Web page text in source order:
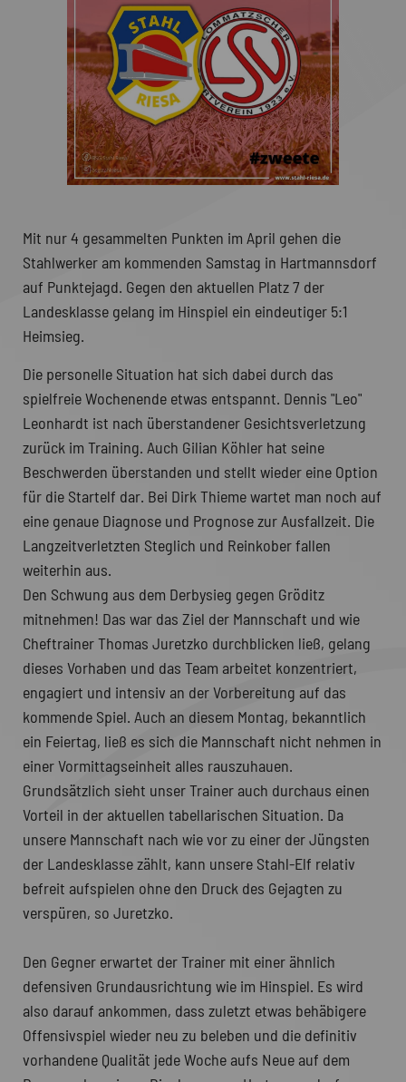
Mit nur 4 gesammelten Punkten im April gehen die
Stahlwerker am kommenden Samstag in Hartmannsdorf
auf Punktejagd. Gegen den aktuellen Platz 7 der
Landesklasse gelang im Hinspiel ein eindeutiger 5:1
Heimsieg.
Die personelle Situation hat sich dabei durch das
spielfreie Wochenende etwas entspannt. Dennis "Leo"
Leonhardt ist nach überstandener Gesichtsverletzung
zurück im Training. Auch Gilian Köhler hat seine
Beschwerden überstanden und stellt wieder eine Option
für die Startelf dar. Bei Dirk Thieme wartet man noch auf
eine genaue Diagnose und Prognose zur Ausfallzeit. Die
Langzeitverletzten Steglich und Reinkober fallen
weiterhin aus.
Den Schwung aus dem Derbysieg gegen Gröditz
mitnehmen! Das war das Ziel der Mannschaft und wie
Cheftrainer Thomas Juretzko durchblicken ließ, gelang
dieses Vorhaben und das Team arbeitet konzentriert,
engagiert und intensiv an der Vorbereitung auf das
kommende Spiel. Auch an diesem Montag, bekanntlich
ein Feiertag, ließ es sich die Mannschaft nicht nehmen in
einer Vormittagseinheit alles rauszuhauen.
Grundsätzlich sieht unser Trainer auch durchaus einen
Vorteil in der aktuellen tabellarischen Situation. Da
unsere Mannschaft nach wie vor zu einer der Jüngsten
der Landesklasse zählt, kann unsere Stahl-Elf relativ
befreit aufspielen ohne den Druck des Gejagten zu
verspüren, so Juretzko.
Den Gegner erwartet der Trainer mit einer ähnlich
defensiven Grundausrichtung wie im Hinspiel. Es wird
also darauf ankommen, dass zuletzt etwas behäbigere
Offensivspiel wieder neu zu beleben und die definitiv
vorhandene Qualität jede Woche aufs Neue auf dem